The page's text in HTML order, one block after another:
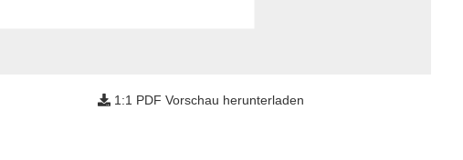
1:1 PDF Vorschau herunterladen